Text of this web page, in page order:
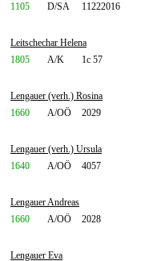
1105
D/SA 11222016
Leitschechar Helena
1805
A/K 1c 57
Lengauer (verh.) Rosina
1660
A/OÖ 2029
Lengauer (verh.) Ursula
1640
A/OÖ 4057
Lengauer Andreas
1660
A/OÖ 2028
Lengauer Eva